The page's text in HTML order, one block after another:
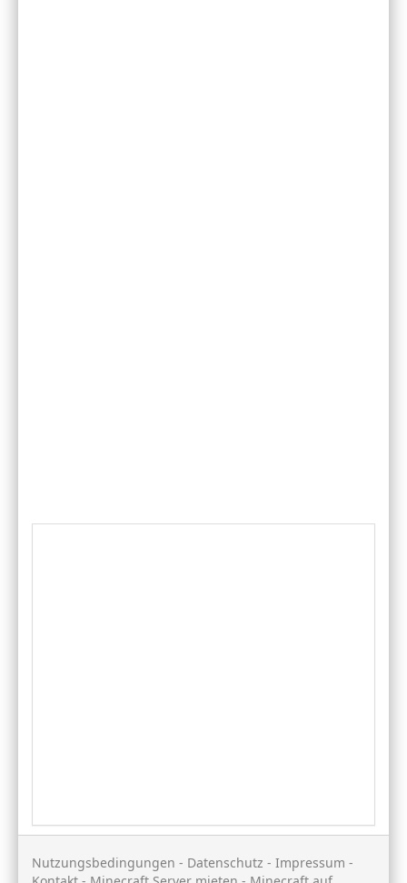
Nutzungsbedingungen - Datenschutz - Impressum -